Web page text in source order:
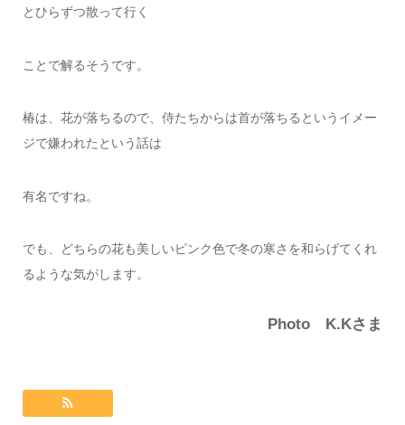
とひらずつ散って行く
ことで解るそうです。
椿は、花が落ちるので、侍たちからは首が落ちるというイメー
ジで嫌われたという話は
有名ですね。
でも、どちらの花も美しいピンク色で冬の寒さを和らげてくれ
るような気がします。
Photo K.Kさま